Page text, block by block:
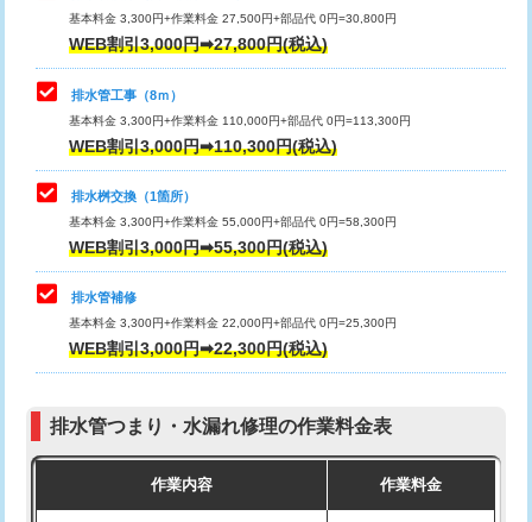
マス交換（土の掘削・埋め戻し作業）
マス交換（深さ50㎝未満）
マス交換（深さ50㎝以上）
コンクリート斫り（厚さ10㎝まで）
コンクリート斫り（厚さ10㎝超え）
モルタル補修（厚さ10㎝まで）
モルタル補修（厚さ10㎝超え）
追加人工 16,500円
現場見積
止水・漏水調査・防水処理・清掃・修
理・調整・分解・加工など（重作業）
33,000円
その他部品の脱着
交換・取付（タンク）
交換・取付(単水栓（壁付・デッキ
式）)
交換・取付(混合水栓（壁付・デッキ
式・ワンホール）)
16,500円+材料費
交換・取付(排水栓・排水トラップ
交換・取付（その他部品） 11,000円+材料費
持込商品取付（単水栓） 13,200円
持込商品取付（混合水栓） 16,500円
基本料金 3,300円+作業料金 27,500円+部品代 0円=30,800円
WEB割引3,000円➡27,800円(税込)
排水管工事（8ｍ）
基本料金 3,300円+作業料金 110,000円+部品代 0円=113,300円
WEB割引3,000円➡110,300円(税込)
排水桝交換（1箇所）
基本料金 3,300円+作業料金 55,000円+部品代 0円=58,300円
WEB割引3,000円➡55,300円(税込)
排水管補修
基本料金 3,300円+作業料金 22,000円+部品代 0円=25,300円
WEB割引3,000円➡22,300円(税込)
排水管つまり・水漏れ修理の作業料金表
作業内容 作業料金